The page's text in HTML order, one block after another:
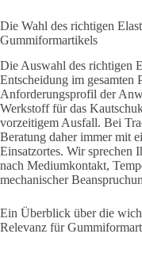
Die Wahl des richtigen
Gummiformartikels
Die Auswahl des richtigen
Entscheidung im gesamten
Anforderungsprofil der
Werkstoff für das
vorzeitigem Ausfall. Bei
Beratung daher immer mit
Einsatzortes. Wir sprechen
nach Mediumkontakt,
mechanischer
Ein Überblick über die
Relevanz für